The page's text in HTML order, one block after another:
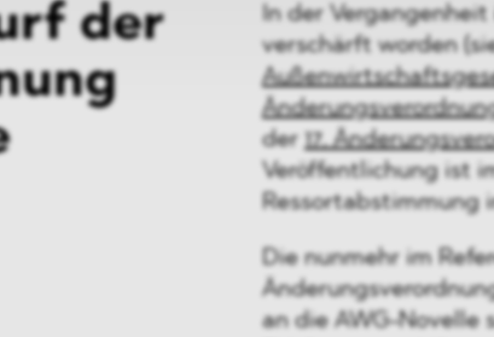
der
In der
verschärft worden
der 17.
Veröffentlichung ist
Ressortabstimmung
Die nunmehr im
an die AWG-Novelle